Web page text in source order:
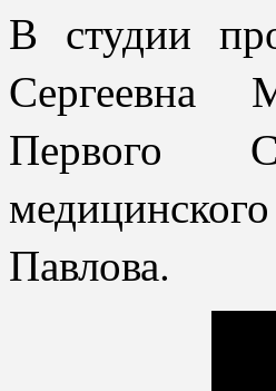
В студии
Сергеевна
Первого
Павлова.